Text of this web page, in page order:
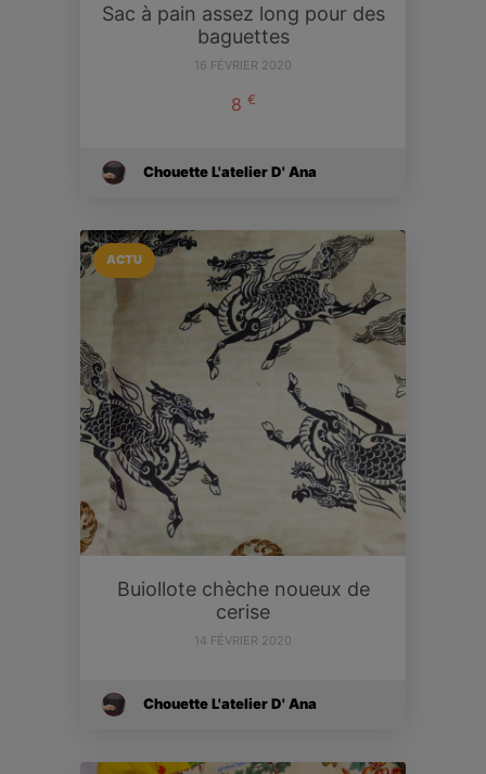
Sac à pain assez long pour des
baguettes
16 FÉVRIER 2020
8 €
Chouette L'atelier D' Ana
ACTU
Buiollote chèche noueux de
cerise
14 FÉVRIER 2020
Chouette L'atelier D' Ana